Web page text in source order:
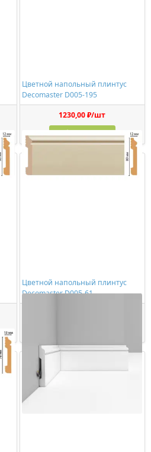
Цветной напольный плинтус
Decomaster D005-195
1230,00 ₽/шт
Купить
Цветной напольный плинтус
Decomaster D005-61